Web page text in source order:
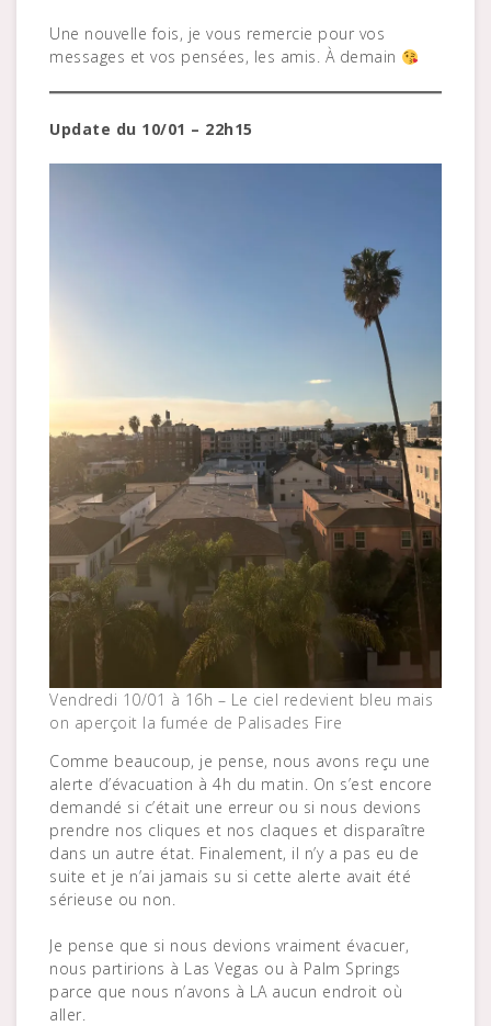
Une nouvelle fois, je vous remercie pour vos
messages et vos pensées, les amis. À demain
Update du 10/01 – 22h15
Vendredi 10/01 à 16h – Le ciel redevient bleu mais
on aperçoit la fumée de Palisades Fire
Comme beaucoup, je pense, nous avons reçu une
alerte d’évacuation à 4h du matin. On s’est encore
demandé si c’était une erreur ou si nous devions
prendre nos cliques et nos claques et disparaître
dans un autre état. Finalement, il n’y a pas eu de
suite et je n’ai jamais su si cette alerte avait été
sérieuse ou non.
Je pense que si nous devions vraiment évacuer,
nous partirions à Las Vegas ou à Palm Springs
parce que nous n’avons à LA aucun endroit où
aller.